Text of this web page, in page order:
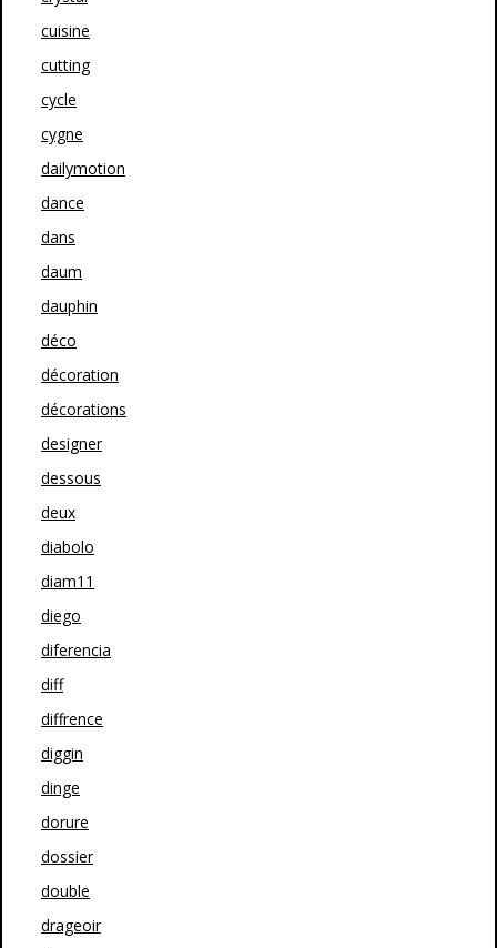
cuisine
cutting
cycle
cygne
dailymotion
dance
dans
daum
dauphin
déco
décoration
décorations
designer
dessous
deux
diabolo
diam11
diego
diferencia
diff
diffrence
diggin
dinge
dorure
dossier
double
drageoir